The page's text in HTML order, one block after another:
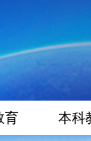
育 本科